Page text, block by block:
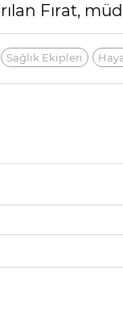
Fırat,
Sağlık Ekipleri